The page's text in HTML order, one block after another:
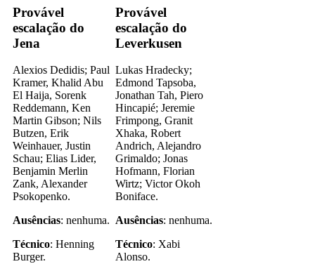
Provável
escalação do
Jena
Alexios Dedidis; Paul
Kramer, Khalid Abu
El Haija, Sorenk
Reddemann, Ken
Martin Gibson; Nils
Butzen, Erik
Weinhauer, Justin
Schau; Elias Lider,
Benjamin Merlin
Zank, Alexander
Psokopenko.
Ausências: nenhuma.
Técnico: Henning
Burger.
Provável
escalação do
Leverkusen
Lukas Hradecky;
Edmond Tapsoba,
Jonathan Tah, Piero
Hincapié; Jeremie
Frimpong, Granit
Xhaka, Robert
Andrich, Alejandro
Grimaldo; Jonas
Hofmann, Florian
Wirtz; Victor Okoh
Boniface.
Ausências: nenhuma.
Técnico: Xabi
Alonso.